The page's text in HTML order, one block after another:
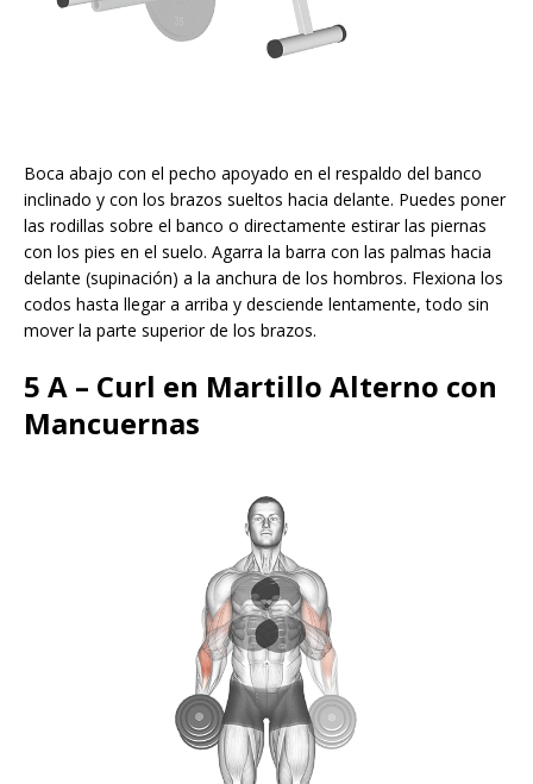
Boca abajo con el pecho apoyado en el respaldo del banco
inclinado y con los brazos sueltos hacia delante. Puedes poner
las rodillas sobre el banco o directamente estirar las piernas
con los pies en el suelo. Agarra la barra con las palmas hacia
delante (supinación) a la anchura de los hombros. Flexiona los
codos hasta llegar a arriba y desciende lentamente, todo sin
mover la parte superior de los brazos.
5 A – Curl en Martillo Alterno con
Mancuernas